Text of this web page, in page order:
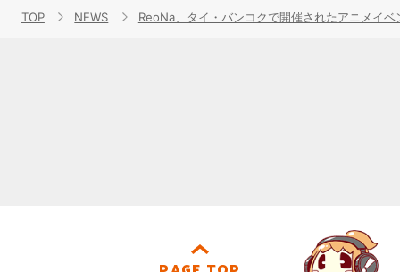
TOP NEWS ReoNa、タイ・バンコクで開催されたアニメイ